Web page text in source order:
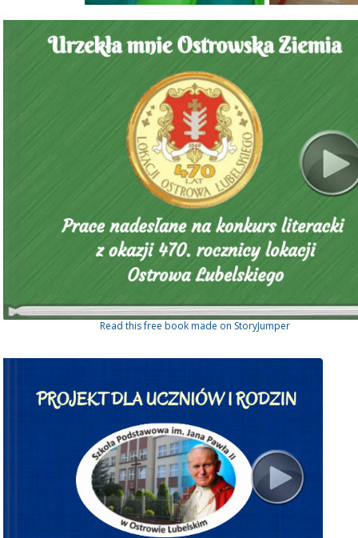
Read this free book made on StoryJumper